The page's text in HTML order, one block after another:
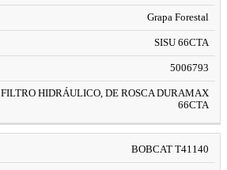
Grapa Forestal
SISU 66CTA
5006793
FILTRO HIDRÁULICO, DE ROSCA DURAMAX
66CTA
BOBCAT T41140